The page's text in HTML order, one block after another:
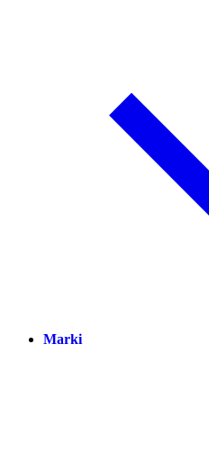
Marki